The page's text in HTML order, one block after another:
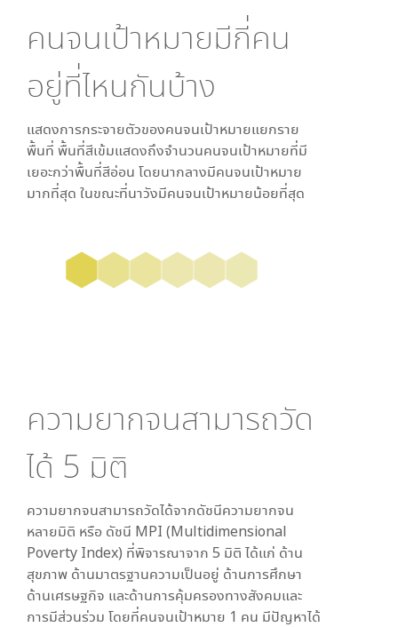
คนจนเป้าหมายมีกี่คน
อยู่ที่ไหนกันบ้าง
แสดงการกระจายตัวของคนจนเป้าหมายแยกราย
พื้นที่ พื้นที่สีเข้มแสดงถึงจำนวนคนจนเป้าหมายที่มี
เยอะกว่าพื้นที่สีอ่อน โดยนากลางมีคนจนเป้าหมาย
มากที่สุด ในขณะที่นาวังมีคนจนเป้าหมายน้อยที่สุด
ความยากจนสามารถวัด
ได้ 5 มิติ
ความยากจนสามารถวัดได้จากดัชนีความยากจน
หลายมิติ หรือ ดัชนี MPI (Multidimensional
Poverty Index) ที่พิจารณาจาก 5 มิติ ได้แก่ ด้าน
สุขภาพ ด้านมาตรฐานความเป็นอยู่ ด้านการศึกษา
ด้านเศรษฐกิจ และด้านการคุ้มครองทางสังคมและ
การมีส่วนร่วม โดยที่คนจนเป้าหมาย 1 คน มีปัญหาได้